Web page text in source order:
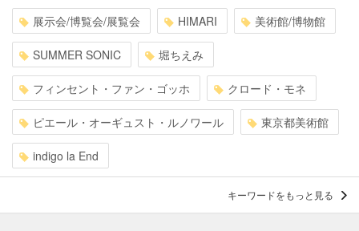
展示会/博覧会/展覧会 HIMARI 美術館/博物館
SUMMER SONIC 堀ちえみ
フィンセント・ファン・ゴッホ クロード・モネ
ピエール・オーギュスト・ルノワール 東京都美術館
indigo la End
キーワードをもっと見る